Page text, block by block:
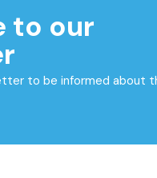
to our
to be informed about